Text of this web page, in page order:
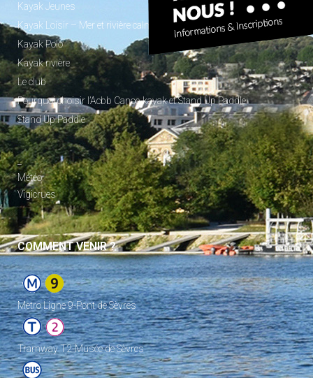
Kayak Jeunes
Kayak Loisir – Mer et rivière calme
Kayak Polo
Kayak rivière
Le club
Pourquoi choisir l’Acbb Canoe-kayak et Stand Up Paddle
Stand Up Paddle
_
Météo
Vigicrues
COMMENT VENIR ?
Metro Ligne 9-Pont de Sèvres
Tramway T2-Musée de Sèvres